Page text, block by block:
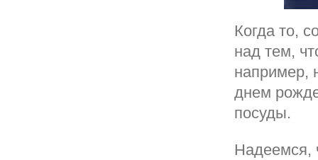
Когда то,
над тем,
например,
днем
посуды.
Надеемся,